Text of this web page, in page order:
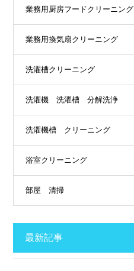
業務用厨房フードクリーニング
業務用換気扇クリーニング
洗濯槽クリーニング
洗濯機 洗濯槽 分解洗浄
洗濯機槽 クリーニング
浴室クリーニング
部屋 清掃
最新記事